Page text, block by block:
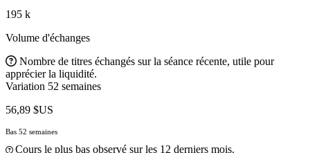
195 k
Volume d'échanges
Nombre de titres échangés sur la séance récente, utile pour
apprécier la liquidité.
Variation 52 semaines
56,89 $US
Bas 52 semaines
Cours le plus bas observé sur les 12 derniers mois.